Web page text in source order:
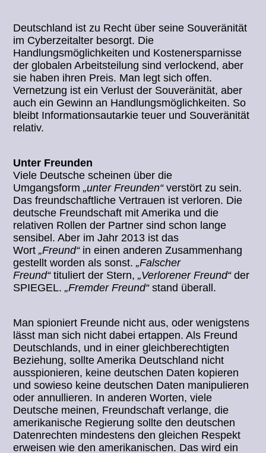
Deutschland ist zu Recht über seine Souveränität
im Cyberzeitalter besorgt. Die
Handlungsmöglichkeiten und Kostenersparnisse
der globalen Arbeitsteilung sind verlockend, aber
sie haben ihren Preis. Man legt sich offen.
Vernetzung ist ein Verlust der Souveränität, aber
auch ein Gewinn an Handlungsmöglichkeiten. So
bleibt Informationsautarkie teuer und Souveränität
relativ.
Unter Freunden
Viele Deutsche scheinen über die
Umgangsform„unter Freunden“verstört zu sein.
Das freundschaftliche Vertrauen ist verloren. Die
deutsche Freundschaft mit Amerika und die
relativen Rollen der Partner sind schon lange
sensibel. Aber im Jahr 2013 ist das
Wort„Freund“in einen anderen Zusammenhang
gestellt worden als sonst.„Falscher
Freund“tituliert der Stern,„Verlorener Freund“der
SPIEGEL.„Fremder Freund“stand überall.
Man spioniert Freunde nicht aus, oder wenigstens
lässt man sich nicht dabei ertappen. Als Freund
Deutschlands, und in einer gleichberechtigten
Beziehung, sollte Amerika Deutschland nicht
ausspionieren, keine deutschen Daten kopieren
und sowieso keine deutschen Daten manipulieren
oder annullieren. In anderen Worten, viele
Deutsche meinen, Freundschaft verlange, die
amerikanische Regierung sollte den deutschen
Datenrechten mindestens den gleichen Respekt
erweisen wie den amerikanischen. Das wird ein